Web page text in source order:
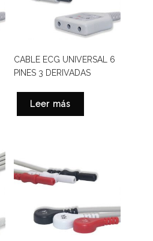
CABLE ECG UNIVERSAL 6
PINES 3 DERIVADAS
Leer más